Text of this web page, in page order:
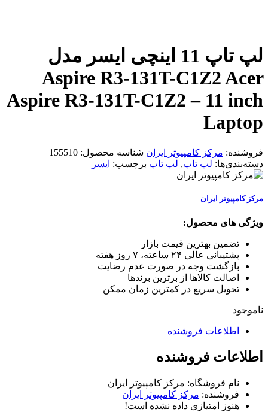
لپ تاپ 11 اینچی ایسر مدل
Aspire R3-131T-C1Z2 Acer
Aspire R3-131T-C1Z2 – 11 inch
Laptop
فروشنده: مرکز کامپیوتر ایران شناسه محصول: 155510
دسته‌بندی‌ها: لپ تاپ, لپ تاپ برچسب: ایسر
مرکز کامپیوتر ایران
ویژگی های محصول:
تضمین بهترین قیمت بازار
پشتیبانی عالی ۲۴ ساعته، ۷ روز هفته
بازگشت وجه در صورت عدم رضایت
اصالت کالاها از برترین برندها
تحویل سریع در کمترین زمان ممکن
ناموجود
اطلاعات فروشنده
اطلاعات فروشنده
نام فروشگاه: مرکز کامپیوتر ایران
فروشنده: مرکز کامپیوتر ایران
هنوز امتیازی داده نشده است!